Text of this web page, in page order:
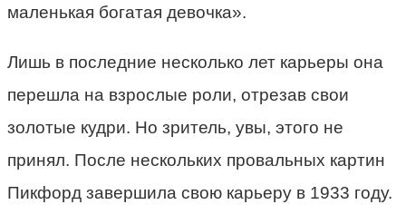
маленькая богатая девочка».
Лишь в последние несколько лет карьеры она
перешла на взрослые роли, отрезав свои
золотые кудри. Но зритель, увы, этого не
принял. После нескольких провальных картин
Пикфорд завершила свою карьеру в 1933 году.